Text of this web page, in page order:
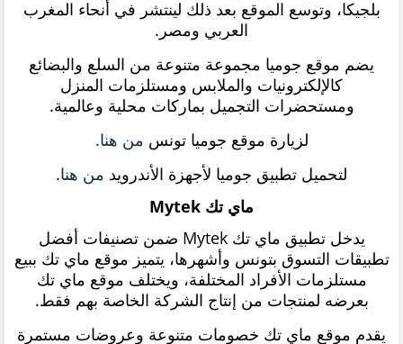
بلجيكا، وتوسع الموقع بعد ذلك لينتشر في أنحاء المغرب
العربي ومصر.
يضم موقع جوميا مجموعة متنوعة من السلع والبضائع
كالإلكترونيات والملابس ومستلزمات المنزل
ومستحضرات التجميل بماركات محلية وعالمية.
لزيارة موقع جوميا تونس من هنا.
لتحميل تطبيق جوميا لأجهزة الأندرويد من هنا.
ماي تك Mytek
يدخل تطبيق ماي تك Mytek ضمن تصنيفات أفضل
تطبيقات التسوق بتونس وأشهرها، يتميز موقع ماي تك ببيع
مستلزمات الأفراد المختلفة، ويختلف موقع ماي تك
بعرضه لمنتجات من إنتاج الشركة الخاصة بهم فقط.
يقدم موقع ماي تك خصومات متنوعة وعروضات مستمرة